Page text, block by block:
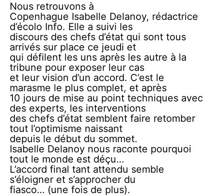
Nous retrouvons à
Copenhague Isabelle Delanoy, rédactrice
d’écolo Info. Elle a suivi les
discours des chefs d’état qui sont tous
arrivés sur place ce jeudi et
qui défilent les uns après les autre à la
tribune pour exposer leur cas
et leur vision d’un accord. C’est le
marasme le plus complet, et après
10 jours de mise au point techniques avec
des experts, les interventions
des chefs d’état semblent faire retomber
tout l’optimisme naissant
depuis le début du sommet.
Isabelle Delanoy nous raconte pourquoi
tout le monde est déçu…
L’accord final tant attendu semble
s’éloigner et s’approcher du
fiasco… (une fois de plus).